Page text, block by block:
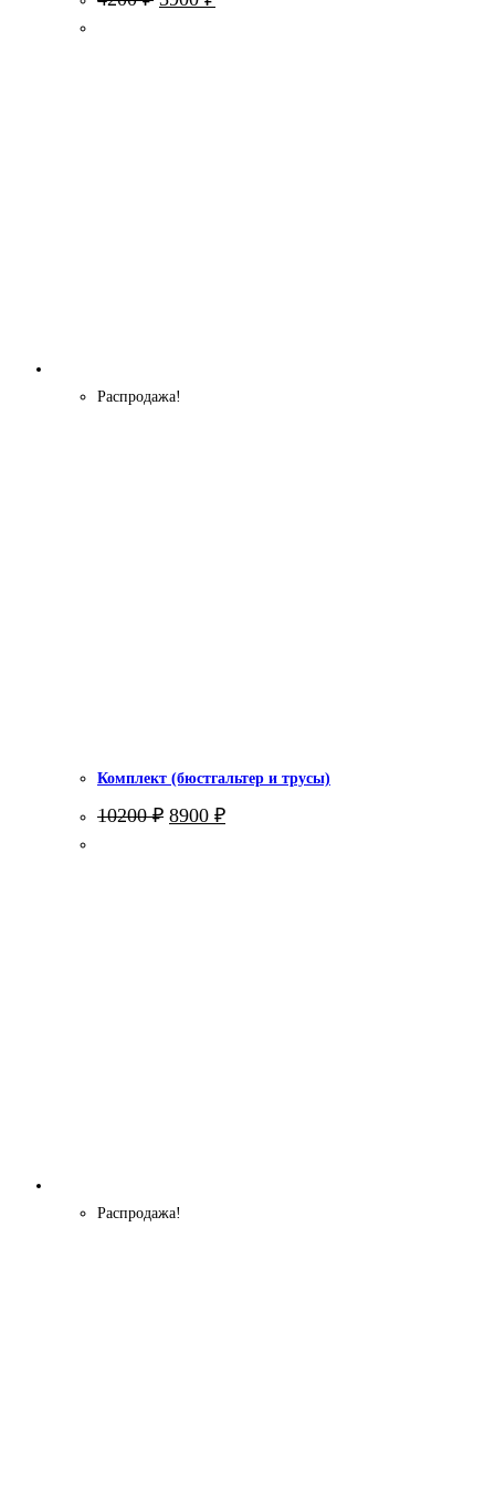
Распродажа!
Комплект (бюстгальтер и трусы)
10200₽ Первоначальная
цена
8900 ₽Текущая
цена:
Распродажа!